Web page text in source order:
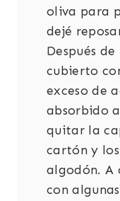
oliva para
dejé
Después
cubierto
exceso de
absorbido
quitar la
cartón y
algodón. A
con